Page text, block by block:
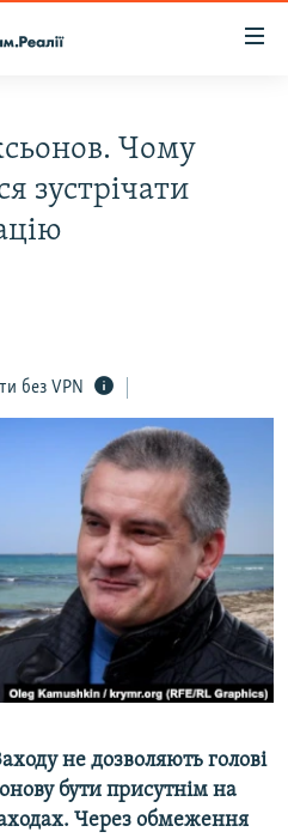
Чому
зустрічати
без VPN
не дозволяють голові
бути присутнім на
Через обмеження